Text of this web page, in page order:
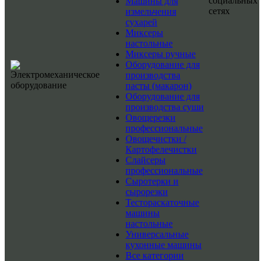
измельчения
сухарей
Миксеры
настольные
Миксеры ручные
Оборудование для
производства
пасты (макарон)
Оборудование для
производства суши
Овощерезки
профессиональные
Овощечистки /
Картофелечистки
Слайсеры
профессиональные
Сыротерки и
сырорезки
Тестораскаточные
машины
настольные
Универсальные
кухонные машины
Все категории
сетях